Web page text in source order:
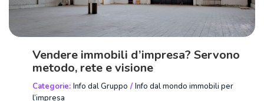
Vendere immobili d’impresa? Servono
metodo, rete e visione
Categorie: Info dal Gruppo / Info dal mondo immobili per
l’impresa